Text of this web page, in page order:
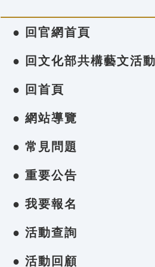
● 回官網首頁
● 回文化部共構藝文活
● 回首頁
● 網站導覽
● 常見問題
● 重要公告
● 我要報名
● 活動查詢
● 活動回顧